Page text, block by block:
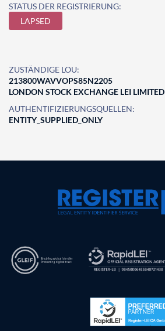
STATUS DER REGISTRIERUNG:
LAPSED
ZUSTÄNDIGE LOU:
213800WAVVOPS85N2205
LONDON STOCK EXCHANGE LEI LIMITED
AUTHENTIFIZIERUNGSQUELLEN:
ENTITY_SUPPLIED_ONLY